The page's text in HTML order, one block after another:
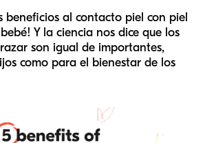
beneficios al contacto piel con piel
Y la ciencia nos dice que los
son igual de importantes,
como para el bienestar de los